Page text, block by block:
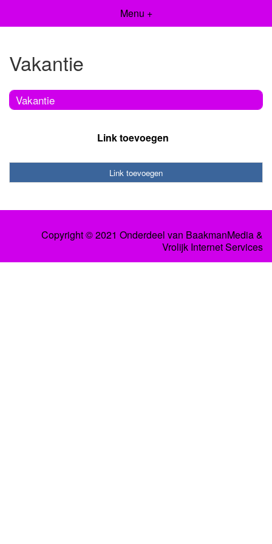
Menu +
Vakantie
Vakantie
Link toevoegen
Link toevoegen
Copyright © 2021 Onderdeel van BaakmanMedia&
Vrolijk Internet Services